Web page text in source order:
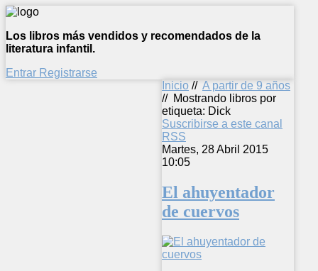
Los libros más vendidos y recomendados de la
literatura infantil.
Entrar Registrarse
Inicio // A partir de 9 años
// Mostrando libros por
etiqueta: Dick
Suscribirse a este canal
RSS
Martes, 28 Abril 2015
10:05
El ahuyentador
de cuervos